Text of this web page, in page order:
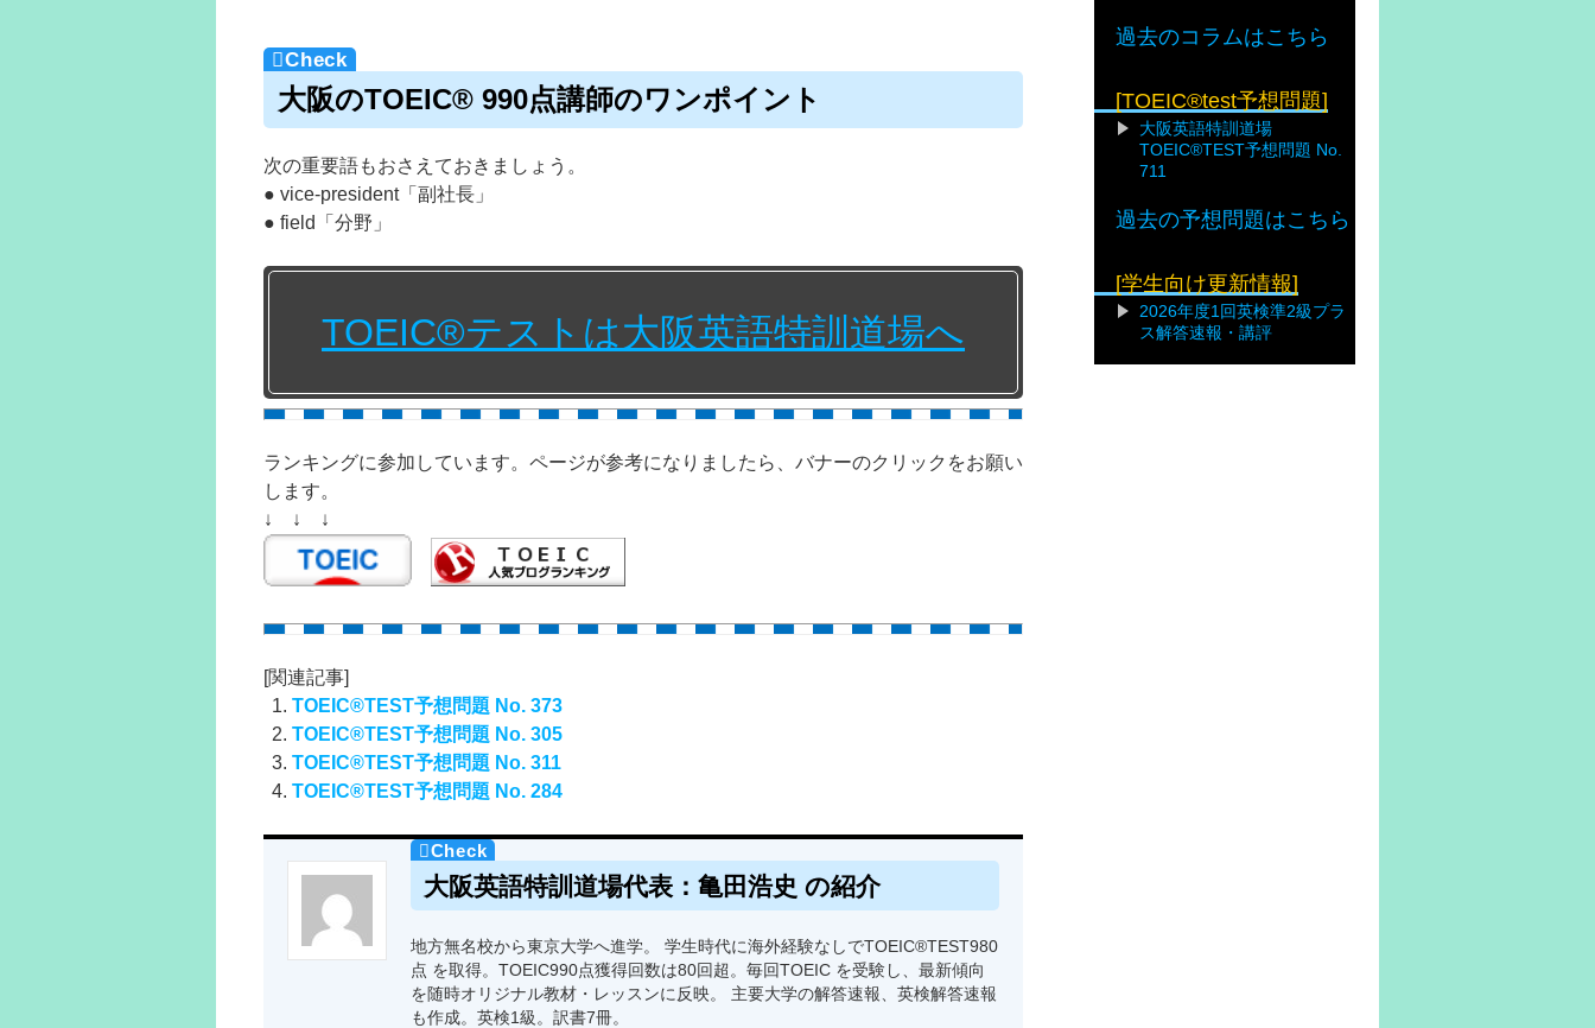
大阪のTOEIC® 990点講師のワンポイント
次の重要語もおさえておきましょう。
● vice-president「副社長」
● field「分野」
TOEIC®テストは大阪英語特訓道場へ
ランキングに参加しています。ページが参考になりましたら、バナーのクリックをお願い
します。
↓ ↓ ↓
[関連記事]
TOEIC®TEST予想問題 No. 373
TOEIC®TEST予想問題 No. 305
TOEIC®TEST予想問題 No. 311
TOEIC®TEST予想問題 No. 284
大阪英語特訓道場代表：亀田浩史 の紹介
地方無名校から東京大学へ進学。 学生時代に海外経験なしでTOEIC®TEST980
点 を取得。TOEIC990点獲得回数は80回超。毎回TOEIC を受験し、最新傾向
を随時オリジナル教材・レッスンに反映。 主要大学の解答速報、英検解答速報
も作成。英検1級。訳書7冊。
過去のコラムはこちら
[TOEIC®test予想問題]
大阪英語特訓道場
TOEIC®TEST予想問題 No.
711
過去の予想問題はこちら
[学生向け更新情報]
2026年度1回英検準2級プラ
ス解答速報・講評